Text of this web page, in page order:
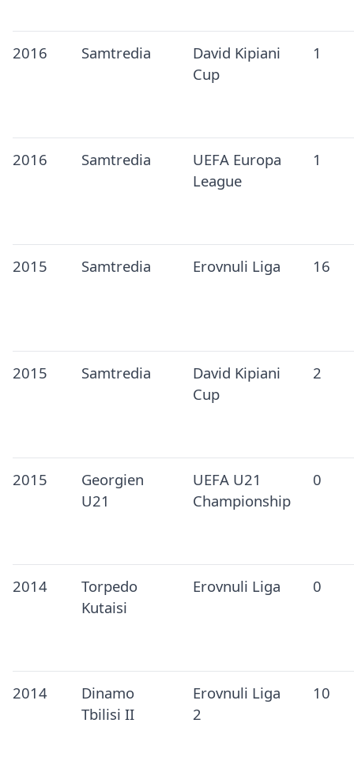
2016 Samtredia
David Kipiani
Cup
1
2016 Samtredia
UEFA Europa
League
1
2015 Samtredia Erovnuli Liga 16
2015 Samtredia
David Kipiani
Cup
2
2015
Georgien
U21
UEFA U21
Championship
0
2014
Torpedo
Kutaisi
Erovnuli Liga 0
2014
Dinamo
Tbilisi II
Erovnuli Liga
2
10